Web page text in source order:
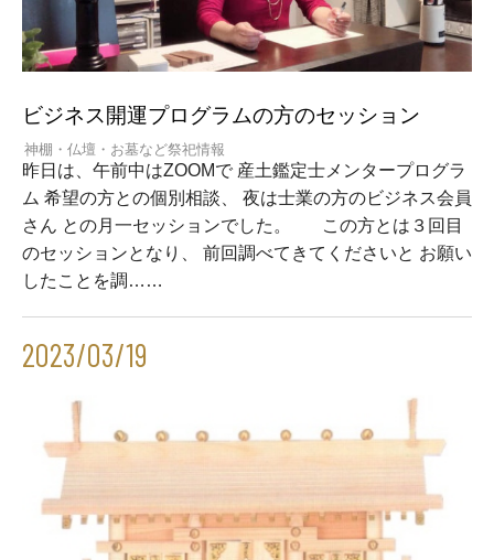
ビジネス開運プログラムの方のセッション
神棚・仏壇・お墓など祭祀情報
昨日は、午前中はZOOMで 産土鑑定士メンタープログラ
ム 希望の方との個別相談、 夜は士業の方のビジネス会員
さん との月一セッションでした。 この方とは３回目
のセッションとなり、 前回調べてきてくださいと お願い
したことを調……
2023/03/19